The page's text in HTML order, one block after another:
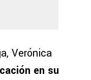
Verónica
en su